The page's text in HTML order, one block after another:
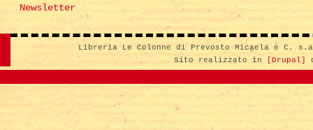
Newsletter
Libreria Le Colonne di Prevosto Micaela e C.
Sito realizzato in
[Drupal]